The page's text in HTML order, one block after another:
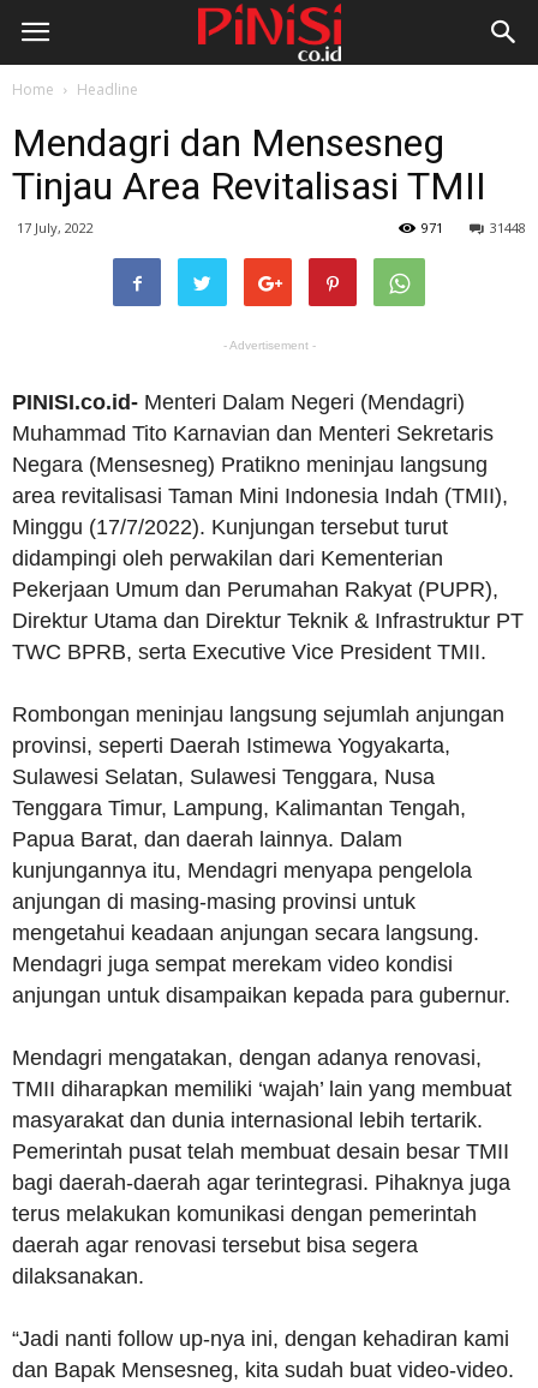
Home Headline
Mendagri dan Mensesneg
Tinjau Area Revitalisasi TMII
17 July, 2022 31448
971
- Advertisement -
PINISI.co.id- Menteri Dalam Negeri (Mendagri)
Muhammad Tito Karnavian dan Menteri Sekretaris
Negara (Mensesneg) Pratikno meninjau langsung
area revitalisasi Taman Mini Indonesia Indah (TMII),
Minggu (17/7/2022). Kunjungan tersebut turut
didampingi oleh perwakilan dari Kementerian
Pekerjaan Umum dan Perumahan Rakyat (PUPR),
Direktur Utama dan Direktur Teknik & Infrastruktur PT
TWC BPRB, serta Executive Vice President TMII.
Rombongan meninjau langsung sejumlah anjungan
provinsi, seperti Daerah Istimewa Yogyakarta,
Sulawesi Selatan, Sulawesi Tenggara, Nusa
Tenggara Timur, Lampung, Kalimantan Tengah,
Papua Barat, dan daerah lainnya. Dalam
kunjungannya itu, Mendagri menyapa pengelola
anjungan di masing-masing provinsi untuk
mengetahui keadaan anjungan secara langsung.
Mendagri juga sempat merekam video kondisi
anjungan untuk disampaikan kepada para gubernur.
Mendagri mengatakan, dengan adanya renovasi,
TMII diharapkan memiliki ‘wajah’ lain yang membuat
masyarakat dan dunia internasional lebih tertarik.
Pemerintah pusat telah membuat desain besar TMII
bagi daerah-daerah agar terintegrasi. Pihaknya juga
terus melakukan komunikasi dengan pemerintah
daerah agar renovasi tersebut bisa segera
dilaksanakan.
“Jadi nanti follow up-nya ini, dengan kehadiran kami
dan Bapak Mensesneg, kita sudah buat video-video.